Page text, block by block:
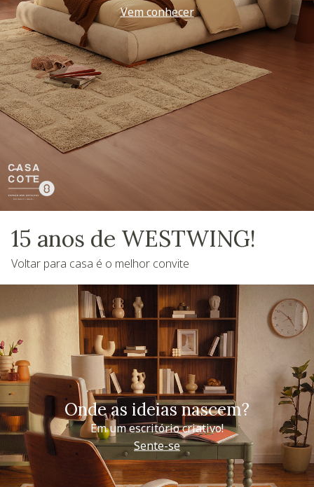
Vem conhecer
15 anos de WESTWING!
Voltar para casa é o melhor convite
Onde as ideias nascem?
Em um escritório criativo!
Sente-se